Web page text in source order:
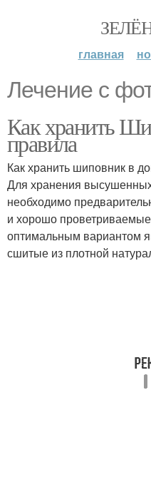
главная
Лечение с
Как хранить
правила
Как хранить шиповник в
Для хранения
необходимо
и хорошо
оптимальным вариантом
сшитые из плотной